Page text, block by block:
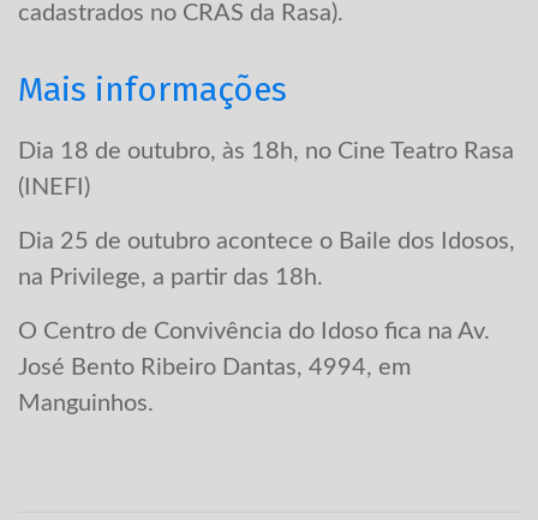
cadastrados no CRAS da Rasa).
Mais informações
Dia 18 de outubro, às 18h, no Cine Teatro Rasa
(INEFI)
Dia 25 de outubro acontece o Baile dos Idosos,
na Privilege, a partir das 18h.
O Centro de Convivência do Idoso fica na Av.
José Bento Ribeiro Dantas, 4994, em
Manguinhos.